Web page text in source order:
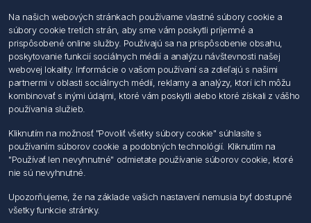
Informácie
Imprint
Vyhlásenie k ochrane údajov
Všeobecné dodacie a obchodné podmienky
Obchodný zástupca
Môj účet
Môj účet
Objednávky
Adresy
Na našich webových stránkach používame vlastné súbory cookie a
súbory cookie tretích strán, aby sme vám poskytli príjemné a
prispôsobené online služby. Používajú sa na prispôsobenie obsahu,
poskytovanie funkcií sociálnych médií a analýzu návštevnosti našej
webovej lokality. Informácie o vašom používaní sa zdieľajú s našimi
partnermi v oblasti sociálnych médií, reklamy a analýzy, ktorí ich môžu
kombinovať s inými údajmi, ktoré vám poskytli alebo ktoré získali z vášho
používania služieb.
Kliknutím na možnosť "Povoliť všetky súbory cookie" súhlasíte s
používaním súborov cookie a podobných technológií. Kliknutím na
"Používať len nevyhnutné" odmietate používanie súborov cookie, ktoré
nie sú nevyhnutné.
Upozorňujeme, že na základe vašich nastavení nemusia byť dostupné
všetky funkcie stránky.